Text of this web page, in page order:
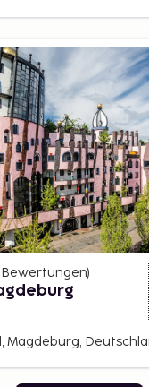
Bewertungen)
Magdeburg,